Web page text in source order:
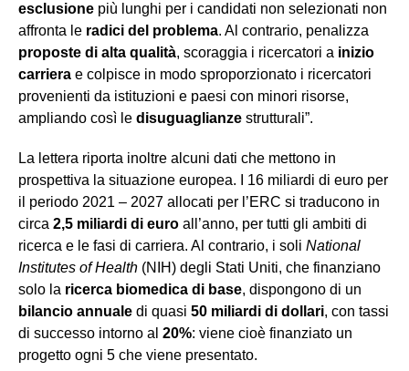
esclusione più lunghi per i candidati non selezionati non
affronta le radici del problema. Al contrario, penalizza
proposte di alta qualità, scoraggia i ricercatori a inizio
carriera e colpisce in modo sproporzionato i ricercatori
provenienti da istituzioni e paesi con minori risorse,
ampliando così le disuguaglianze strutturali”.
La lettera riporta inoltre alcuni dati che mettono in
prospettiva la situazione europea. I 16 miliardi di euro per
il periodo 2021 – 2027 allocati per l’ERC si traducono in
circa 2,5 miliardi di euro all’anno, per tutti gli ambiti di
ricerca e le fasi di carriera. Al contrario, i soli National
Institutes of Health (NIH) degli Stati Uniti, che finanziano
solo la ricerca biomedica di base, dispongono di un
bilancio annuale di quasi 50 miliardi di dollari, con tassi
di successo intorno al 20%: viene cioè finanziato un
progetto ogni 5 che viene presentato.